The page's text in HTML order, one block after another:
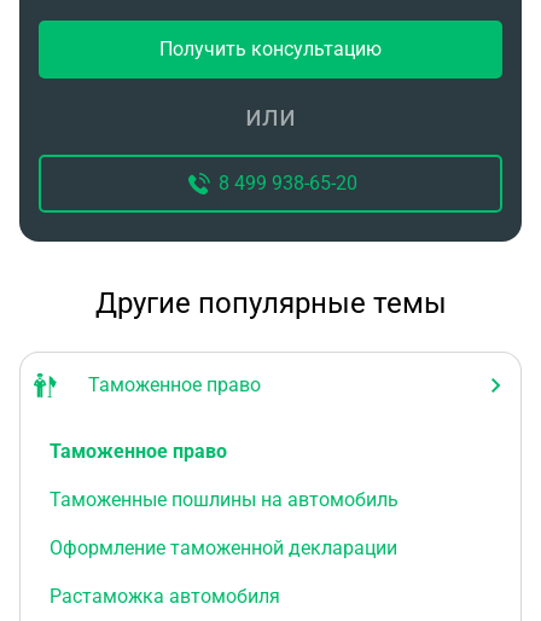
Получить консультацию
или
8 499 938-65-20
Другие популярные темы
Таможенное право
Таможенное право
Таможенные пошлины на автомобиль
Оформление таможенной декларации
Растаможка автомобиля